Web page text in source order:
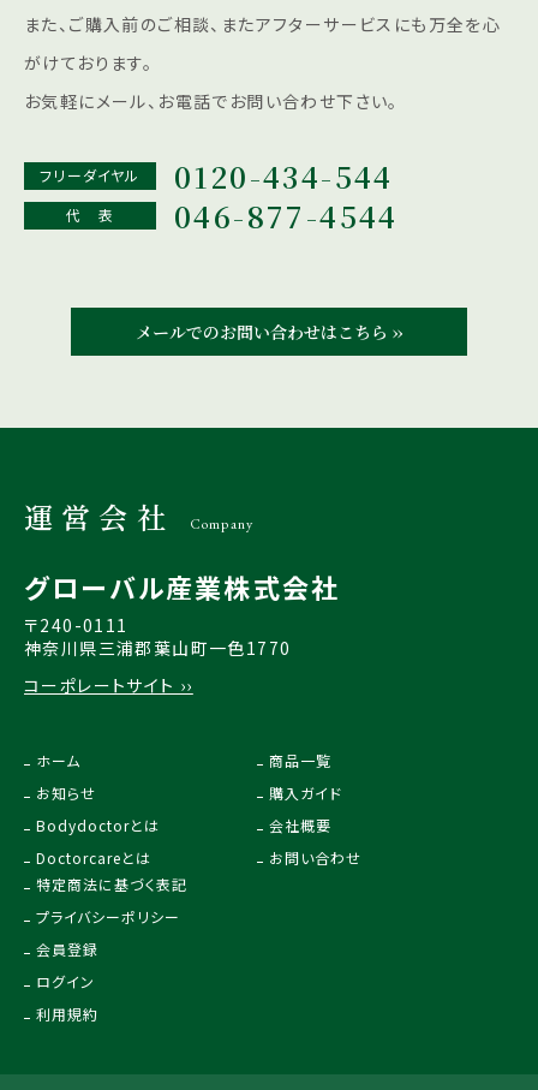
また、ご購入前のご相談、またアフターサービスにも 万全を心
がけております。
お気軽にメール、お電話でお問い合わせ下さい。
フリーダイヤル 0120-434-544
代 表 046-877-4544
メールでのお問い合わせはこちら ››
運営会社 Company
グローバル産業株式会社
〒240-0111
神奈川県三浦郡葉山町一色1770
コーポレートサイト ››
ホーム
お知らせ
Bodydoctorとは
Doctorcareとは
商品一覧
購入ガイド
会社概要
お問い合わせ
特定商法に基づく表記
プライバシーポリシー
会員登録
ログイン
利用規約